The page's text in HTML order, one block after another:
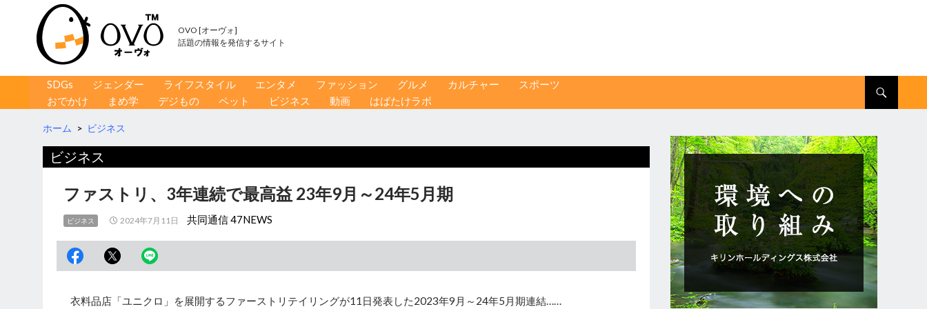
OVO [オーヴォ]
話題の情報を発信するサイト
コンテンツへ移動
SDGs ジェンダー ライフスタイル エンタメ ファッション グルメ カルチャー
スポーツ
おでかけ
まめ学 デジもの ペット ビジネス 動画 はばたけラボ
ホーム > ビジネス
ビジネス
ファストリ、3年連続で最高益 23年9月～24年5月期
ビジネス 2024年7月11日 共同通信 47NEWS
衣料品店「ユニクロ」を展開するファーストリテイリングが11日発表した2023年9月～24年5月期連結……